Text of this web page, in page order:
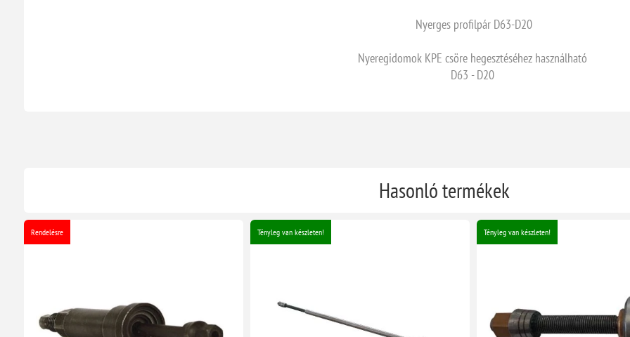
Nyerges profilpár D63-D20
Nyeregidomok KPE csöre hegesztéséhez használható
D63 - D20
Hasonló termékek
Rendelésre Tényleg van készleten! Tényleg van készleten!